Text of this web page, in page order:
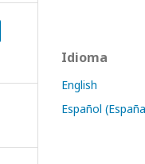
Idioma
English
Español